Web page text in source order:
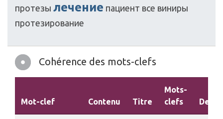
протезы лечение пациент все виниры
протезирование
Cohérence des mots-clefs
Mot-clef Contenu Titre
Mots-
clefs